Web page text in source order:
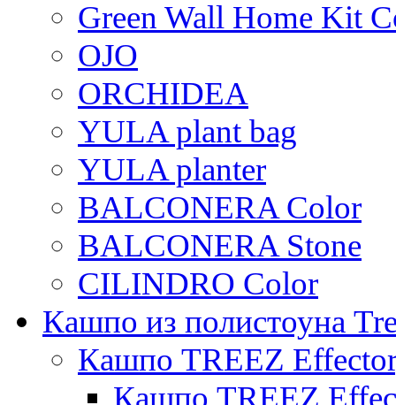
Green Wall Home Kit
OJO
ORCHIDEA
YULA plant bag
YULA planter
BALCONERA Color
BALCONERA Stone
CILINDRO Color
Кашпо из полистоуна
Кашпо TREEZ
Кашпо TREEZ